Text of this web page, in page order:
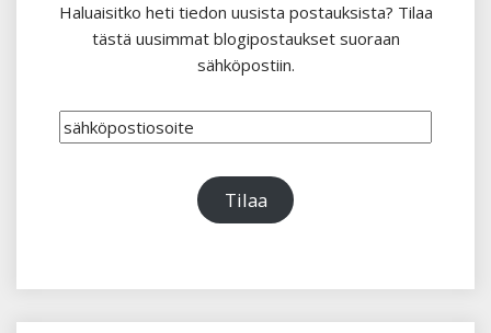
Haluaisitko heti tiedon uusista postauksista? Tilaa
tästä uusimmat blogipostaukset suoraan
sähköpostiin.
sähköpostiosoite
Tilaa